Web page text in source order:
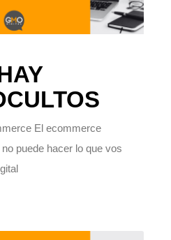
El ecommerce
puede hacer lo que vos